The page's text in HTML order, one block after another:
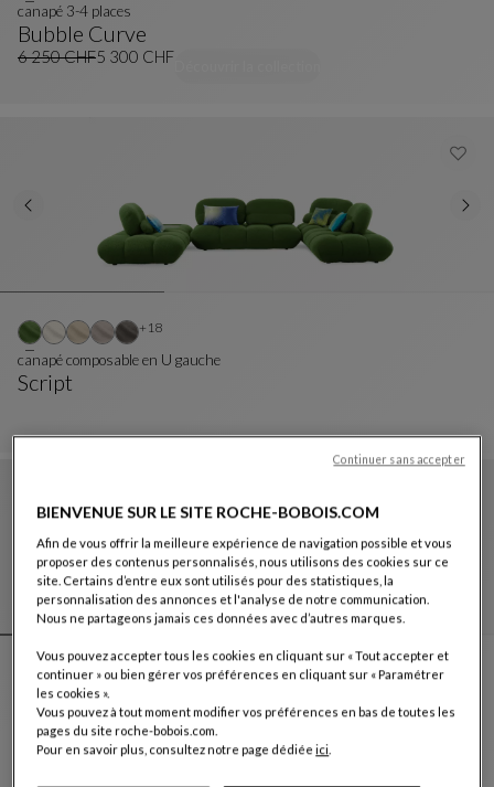
Bubble Curve
Canapé 3-4 Places
Voir La Description Complète
canapé 3-4 places
6 250 CHF5 300 CHF
Script
canapé composable en U gauche
+18Autres coloris : 18 couleurs disponibles
Setup
Grand Canapé 3 Places - Accoudoirs Bas
Voir La Description Complète
grand canapé 3 places - accoudoirs bas
4 890 CHF4 250 CHF
+18Autres coloris : 18 couleurs disponibles
BIENVENUE SUR LE SITE ROCHE-BOBOIS.COM
Afin de vous offrir la meilleure expérience de navigation possible et vous
proposer des contenus personnalisés, nous utilisons des cookies sur ce
site. Certains d’entre eux sont utilisés pour des statistiques, la
personnalisation des annonces et l'analyse de notre communication.
Nous ne partageons jamais ces données avec d’autres marques.
Vous pouvez accepter tous les cookies en cliquant sur « Tout accepter et
continuer » ou bien gérer vos préférences en cliquant sur « Paramétrer
les cookies ».
Vous pouvez à tout moment modifier vos préférences en bas de toutes les
pages du site roche-bobois.com.
Pour en savoir plus, consultez notre page dédiéeici.
Continuer sans accepter